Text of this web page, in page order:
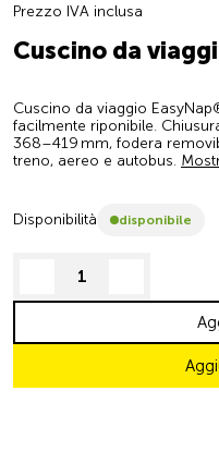
Prezzo IVA inclusa
Cuscino da
Cuscino da viaggio
facilmente riponibile.
368–419 mm, fodera
treno, aereo e autobus.
Disponibilità disponibile
decrease quantity